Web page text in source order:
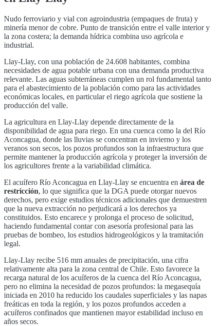
Nudo ferroviario y vial con agroindustria (empaques de fruta) y
minería menor de cobre. Punto de transición entre el valle interior y
la zona costera; la demanda hídrica combina uso agrícola e
industrial.
Llay-Llay, con una población de 24.608 habitantes, combina
necesidades de agua potable urbana con una demanda productiva
relevante. Las aguas subterráneas cumplen un rol fundamental tanto
para el abastecimiento de la población como para las actividades
económicas locales, en particular el riego agrícola que sostiene la
producción del valle.
La agricultura en Llay-Llay depende directamente de la
disponibilidad de agua para riego. En una cuenca como la del Río
Aconcagua, donde las lluvias se concentran en invierno y los
veranos son secos, los pozos profundos son la infraestructura que
permite mantener la producción agrícola y proteger la inversión de
los agricultores frente a la variabilidad climática.
El acuífero Río Aconcagua en Llay-Llay se encuentra en área de
restricción, lo que significa que la DGA puede otorgar nuevos
derechos, pero exige estudios técnicos adicionales que demuestren
que la nueva extracción no perjudicará a los derechos ya
constituidos. Esto encarece y prolonga el proceso de solicitud,
haciendo fundamental contar con asesoría profesional para las
pruebas de bombeo, los estudios hidrogeológicos y la tramitación
legal.
Llay-Llay recibe 516 mm anuales de precipitación, una cifra
relativamente alta para la zona central de Chile. Esto favorece la
recarga natural de los acuíferos de la cuenca del Río Aconcagua,
pero no elimina la necesidad de pozos profundos: la megasequía
iniciada en 2010 ha reducido los caudales superficiales y las napas
freáticas en toda la región, y los pozos profundos acceden a
acuíferos confinados que mantienen mayor estabilidad incluso en
años secos.